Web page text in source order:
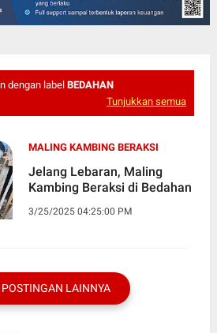
dengan label BEDAHAN
Tunjukkan semua
MALING KAMBING BERAKSI
Jelang Lebaran, Maling
Kambing Beraksi di Bedahan
3/25/2025 04:25:00 PM
POSTINGAN LAINNYA